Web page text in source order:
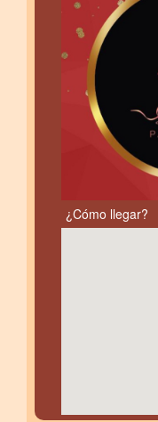
¿Cómo llegar?